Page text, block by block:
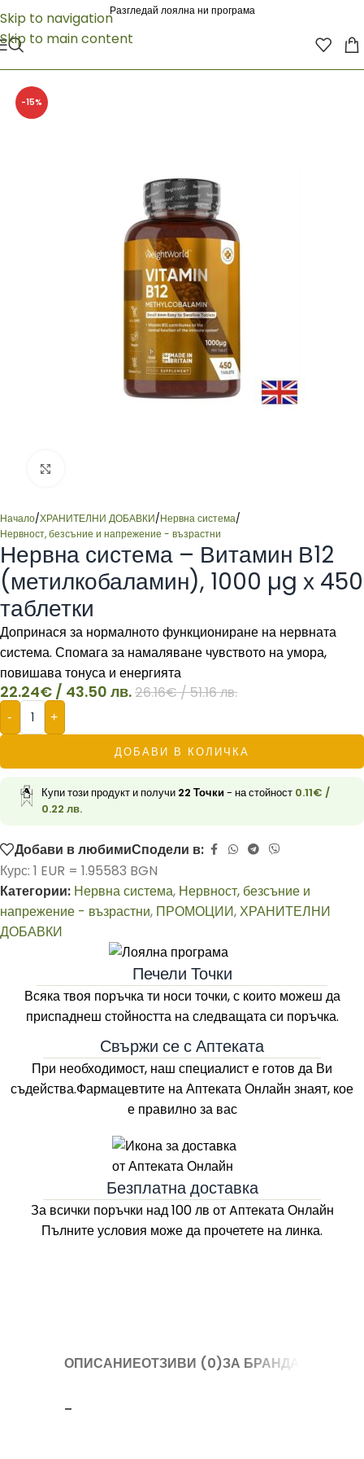
Skip to navigation
Skip to main content
Разгледай лоялна ни програма
-15%
Начало/ХРАНИТЕЛНИ ДОБАВКИ/Нервна система/
Нервност, безсъние и напрежение - възрастни
Нервна система – Витамин В12
(метилкобаламин), 1000 µg х 450
таблетки
Допринася за нормалното функциониране на нервната
система. Спомага за намаляване чувството на умора,
повишава тонуса и енергията
22.24€ / 43.50 лв.26.16€/ 51.16 лв.
- +
ДОБАВИ В КОЛИЧКА
Купи този продукт и получи 22 Точки- на стойност 0.11€ /
0.22 лв.
Добави в любимиСподели в:
Курс: 1 EUR = 1.95583 BGN
Категории: Нервна система, Нервност, безсъние и
напрежение - възрастни, ПРОМОЦИИ,ХРАНИТЕЛНИ
ДОБАВКИ
Печели Точки
Всяка твоя поръчка ти носи точки, с които можеш да
приспаднеш стойността на следващата си поръчка.
Свържи се с Аптеката
При необходимост, наш специалист е готов да Ви
съдейства.Фармацевтите наАптеката Онлайн знаят, кое
е правилно за вас
Безплатна доставка
За всички поръчки над 100 лв от Aптеката Онлайн
Пълните условия може да прочетете на линка.
ОПИСАНИЕОТЗИВИ (0)ЗА БРАНДА
–